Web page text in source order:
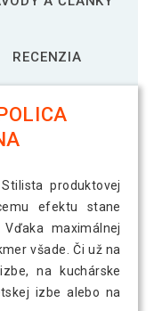
RECENZIA
produktovej
efektu stane
maximálnej
všade. Či už na
na kuchárske
izbe alebo na